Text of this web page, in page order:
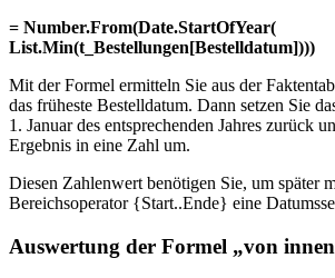
= Number.From(Date.StartOfYear(
List.Min(t_Bestellungen[Bestelldatum])))
Mit der Formel ermitteln Sie aus der
das früheste Bestelldatum. Dann setzen Sie
1. Januar des entsprechenden Jahres zurück
Ergebnis in eine Zahl um.
Diesen Zahlenwert benötigen Sie, um später
Bereichsoperator {Start..Ende} eine
Auswertung der Formel „von